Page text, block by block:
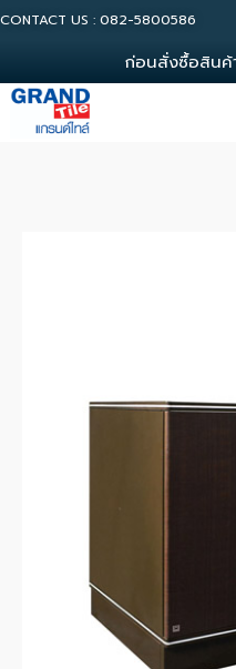
CONTACT US : 082-5800586
กอนสงซอสนคา